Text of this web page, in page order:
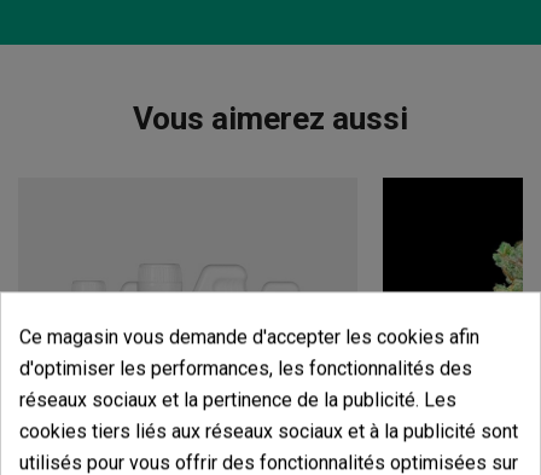
Vous aimerez aussi
Ce magasin vous demande d'accepter les cookies afin
d'optimiser les performances, les fonctionnalités des
réseaux sociaux et la pertinence de la publicité. Les
cookies tiers liés aux réseaux sociaux et à la publicité sont
utilisés pour vous offrir des fonctionnalités optimisées sur